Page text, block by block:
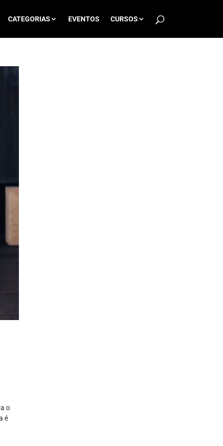
CATEGORIAS EVENTOS CURSOS
o
é